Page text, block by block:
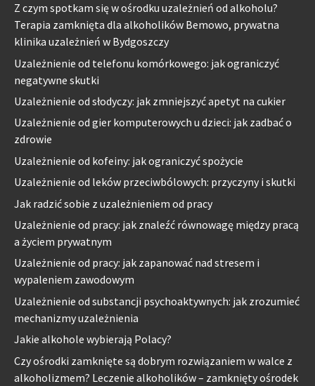
Z czym spotkam się w ośrodku uzależnień od alkoholu?
Terapia zamknięta dla alkoholików Bemowo, prywatna
klinika uzależnień w Bydgoszczy
Uzależnienie od telefonu komórkowego: jak ograniczyć
negatywne skutki
Uzależnienie od słodyczy: jak zmniejszyć apetyt na cukier
Uzależnienie od gier komputerowych u dzieci: jak zadbać o
zdrowie
Uzależnienie od kofeiny: jak ograniczyć spożycie
Uzależnienie od leków przeciwbólowych: przyczyny i skutki
Jak radzić sobie z uzależnieniem od pracy
Uzależnienie od pracy: jak znaleźć równowagę między pracą
a życiem prywatnym
Uzależnienie od pracy: jak zapanować nad stresem i
wypaleniem zawodowym
Uzależnienie od substancji psychoaktywnych: jak zrozumieć
mechanizmy uzależnienia
Jakie alkohole wybierają Polacy?
Czy ośrodki zamknięte są dobrym rozwiązaniem w walce z
alkoholizmem? Leczenie alkoholików – zamknięty ośrodek